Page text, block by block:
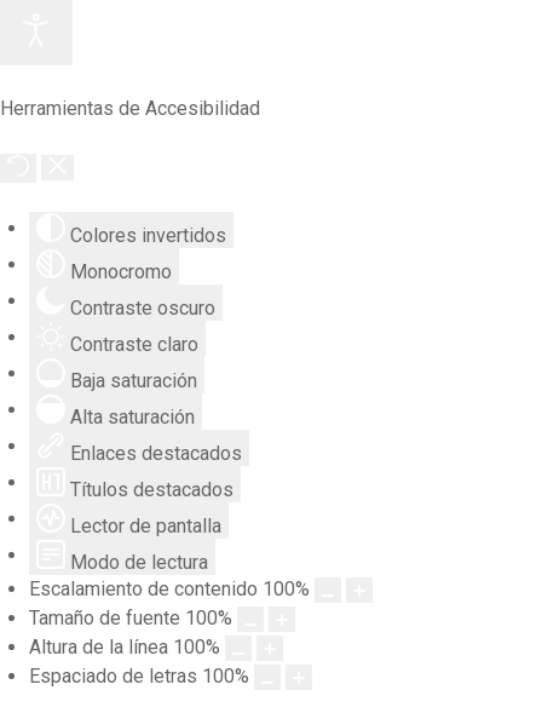
Herramientas de Accesibilidad
Colores invertidos
Monocromo
Contraste oscuro
Contraste claro
Baja saturación
Alta saturación
Enlaces destacados
Títulos destacados
Lector de pantalla
Modo de lectura
Escalamiento de contenido 100%
Tamaño de fuente 100%
Altura de la línea 100%
Espaciado de letras 100%